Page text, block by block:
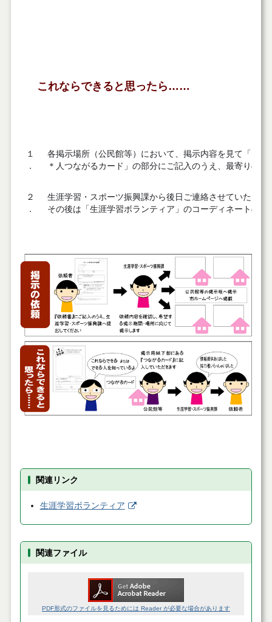
これならできると思ったら……
１
．
各掲示場所（公民館等）において、掲示内容を見て「こ
＊人つながるカード」の部分にご記入のうえ、最寄りの
２
．
生涯学習・スポーツ振興課から後日ご連絡させていただき
その後は「生涯学習ボランティア」のコーディネートの
関連リンク
生涯学習ボランティア
関連ファイル
PDF形式のファイルを見るためには Reader が必要な場合があります